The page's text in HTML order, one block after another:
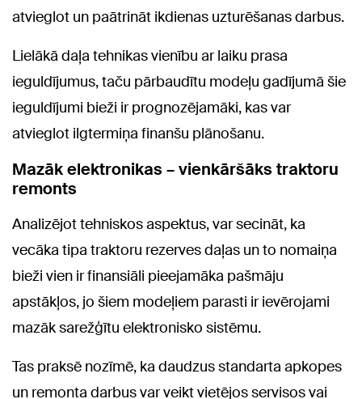
atvieglot un paātrināt ikdienas uzturēšanas darbus.
Lielākā daļa tehnikas vienību ar laiku prasa
ieguldījumus, taču pārbaudītu modeļu gadījumā šie
ieguldījumi bieži ir prognozējamāki, kas var
atvieglot ilgtermiņa finanšu plānošanu.
Mazāk elektronikas – vienkāršāks traktoru
remonts
Analizējot tehniskos aspektus, var secināt, ka
vecāka tipa traktoru rezerves daļas un to nomaiņa
bieži vien ir finansiāli pieejamāka pašmāju
apstākļos, jo šiem modeļiem parasti ir ievērojami
mazāk sarežģītu elektronisko sistēmu.
Tas praksē nozīmē, ka daudzus standarta apkopes
un remonta darbus var veikt vietējos servisos vai